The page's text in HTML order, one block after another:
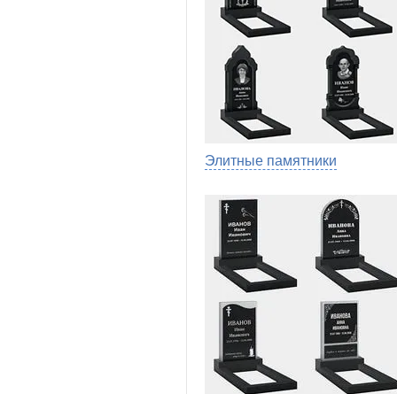
Элитные памятники